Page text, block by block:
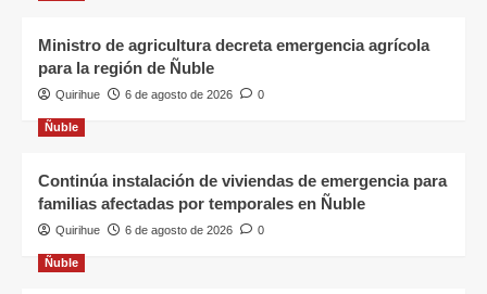
Ministro de agricultura decreta emergencia agrícola
para la región de Ñuble
Quirihue 6 de agosto de 2026 0
Ñuble
Continúa instalación de viviendas de emergencia para
familias afectadas por temporales en Ñuble
Quirihue 6 de agosto de 2026 0
Ñuble